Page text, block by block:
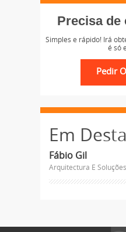
Precisa de
Simples e rápido! Irá
é só
Em
Fábio Gil
Arquitectura E